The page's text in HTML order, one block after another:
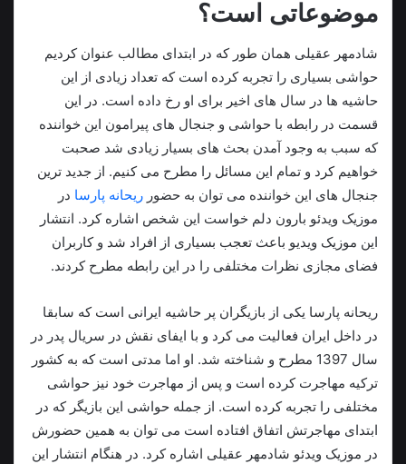
موضوعاتی است؟
شادمهر عقیلی همان طور که در ابتدای مطالب عنوان کردیم
حواشی بسیاری را تجربه کرده است که تعداد زیادی از این
حاشیه ها در سال های اخیر برای او رخ داده است. در این
قسمت در رابطه با حواشی و جنجال های پیرامون این خواننده
که سبب به وجود آمدن بحث های بسیار زیادی شد صحبت
خواهیم کرد و تمام این مسائل را مطرح می کنیم. از جدید ترین
جنجال های این خواننده می توان به حضور ریحانه پارسا در
موزیک ویدئو بارون دلم خواست این شخص اشاره کرد. انتشار
این موزیک ویدیو باعث تعجب بسیاری از افراد شد و کاربران
فضای مجازی نظرات مختلفی را در این رابطه مطرح کردند.
ریحانه پارسا یکی از بازیگران پر حاشیه ایرانی است که سابقا
در داخل ایران فعالیت می کرد و با ایفای نقش در سریال پدر در
سال 1397 مطرح و شناخته شد. او اما مدتی است که به کشور
ترکیه مهاجرت کرده است و پس از مهاجرت خود نیز حواشی
مختلفی را تجربه کرده است. از جمله حواشی این بازیگر که در
ابتدای مهاجرتش اتفاق افتاده است می توان به همین حضورش
در موزیک ویدئو شادمهر عقیلی اشاره کرد. در هنگام انتشار این